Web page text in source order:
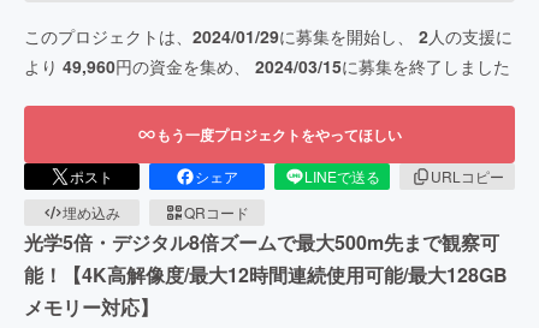
このプロジェクトは、 2024/01/29に募集を開始し、 2人の支援に
より 49,960円の資金を集め、 2024/03/15に募集を終了しました
もう一度プロジェクトをやってほしい
ポスト シェア LINEで送る
URLコピー
埋め込み
QRコード
光学5倍・デジタル8倍ズームで最大500m先まで観察可
能！【4K高解像度/最大12時間連続使用可能/最大128GB
メモリー対応】